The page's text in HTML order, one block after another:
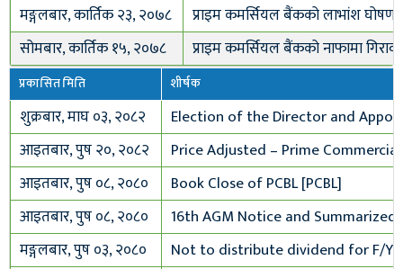
मङ्गलबार, कार्तिक २३, २०७८
प्राइम कमर्सियल बैंकको लाभांश
सोमबार, कार्तिक १५, २०७८
प्राइम कमर्सियल बैंकको नाफामा
प्रकासित मिति शीर्षक
शुक्रबार, माघ ०३, २०८२
Election of the Director and
आइतबार, पुष २०, २०८२
Price Adjusted – Prime Commercial
आइतबार, पुष ०८, २०८०
Book Close of PCBL [PCBL]
आइतबार, पुष ०८, २०८०
16th AGM Notice and
मङ्गलबार, पुष ०३, २०८०
Not to distribute dividend for F/Y